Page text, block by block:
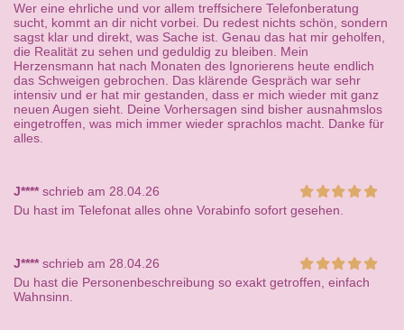
Wer eine ehrliche und vor allem treffsichere Telefonberatung
sucht, kommt an dir nicht vorbei. Du redest nichts schön, sondern
sagst klar und direkt, was Sache ist. Genau das hat mir geholfen,
die Realität zu sehen und geduldig zu bleiben. Mein
Herzensmann hat nach Monaten des Ignorierens heute endlich
das Schweigen gebrochen. Das klärende Gespräch war sehr
intensiv und er hat mir gestanden, dass er mich wieder mit ganz
neuen Augen sieht. Deine Vorhersagen sind bisher ausnahmslos
eingetroffen, was mich immer wieder sprachlos macht. Danke für
alles.
J****schrieb am 28.04.26
Du hast im Telefonat alles ohne Vorabinfo sofort gesehen.
J****schrieb am 28.04.26
Du hast die Personenbeschreibung so exakt getroffen, einfach
Wahnsinn.